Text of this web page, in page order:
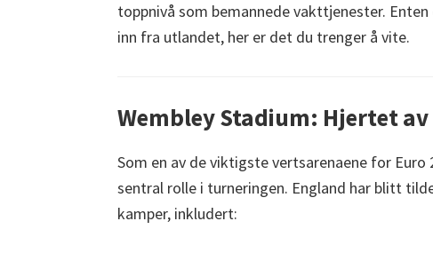
toppnivå som bemannede vakttjenester.
inn fra utlandet, her er det du trenger å vite.
Wembley Stadium: Hjertet av
Som en av de viktigste vertsarenaene for Euro
sentral rolle i turneringen. England har blitt
kamper, inkludert: